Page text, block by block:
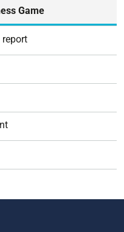
Game
report